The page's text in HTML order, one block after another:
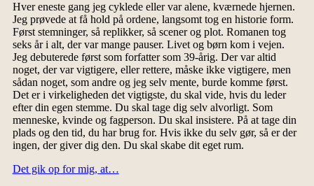
Hver eneste gang jeg cyklede eller var alene, kværnede hjernen.
Jeg prøvede at få hold på ordene, langsomt tog en historie form.
Først stemninger, så replikker, så scener og plot. Romanen tog
seks år i alt, der var mange pauser. Livet og børn kom i vejen.
Jeg debuterede først som forfatter som 39-årig. Der var altid
noget, der var vigtigere, eller rettere, måske ikke vigtigere, men
sådan noget, som andre og jeg selv mente, burde komme først.
Det er i virkeligheden det vigtigste, du skal vide, hvis du leder
efter din egen stemme. Du skal tage dig selv alvorligt. Som
menneske, kvinde og fagperson. Du skal insistere. På at tage din
plads og den tid, du har brug for. Hvis ikke du selv gør, så er der
ingen, der giver dig den. Du skal skabe dit eget rum.
Det gik op for mig, at…